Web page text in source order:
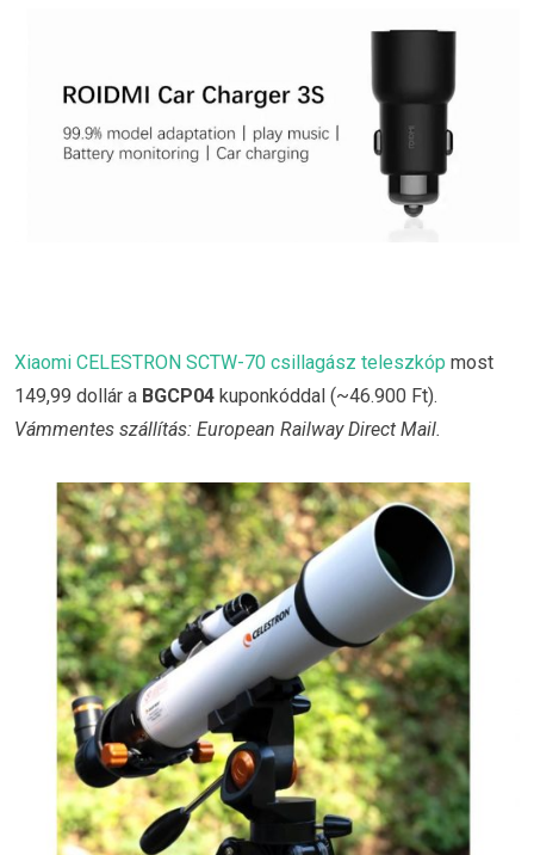
Xiaomi CELESTRON SCTW-70 csillagász teleszkóp most
149,99 dollár a BGCP04 kuponkóddal (~46.900 Ft).
Vámmentes szállítás: European Railway Direct Mail.